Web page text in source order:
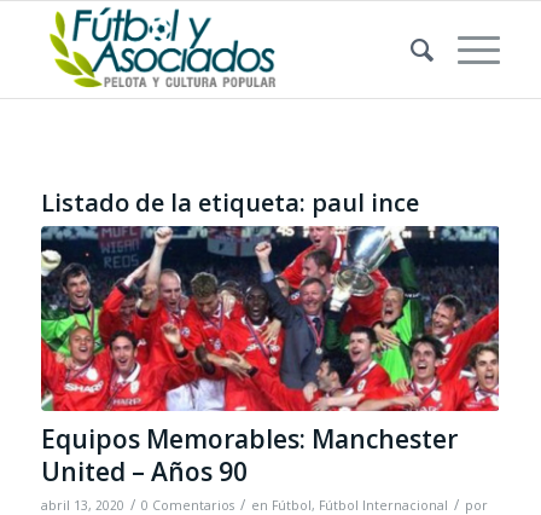
Listado de la etiqueta: paul ince
Equipos Memorables: Manchester
United – Años 90
abril 13, 2020 / 0 Comentarios / en Fútbol, Fútbol Internacional / por